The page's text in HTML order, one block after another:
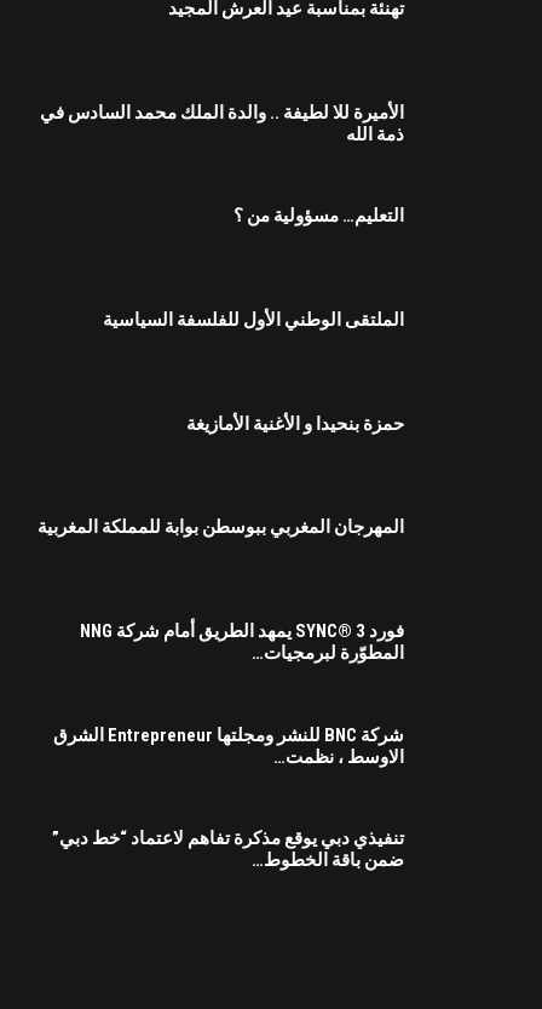
تهنئة بمناسبة عيد العرش المجيد
الأميرة للا لطيفة .. والدة الملك محمد السادس في
ذمة الله
التعليم… مسؤولية من ؟
الملتقى الوطني الأول للفلسفة السياسية
حمزة بنحيدا و الأغنية الأمازيغة
المهرجان المغربي ببوسطن بوابة للمملكة المغربية
فورد SYNC® 3 يمهد الطريق أمام شركة NNG
المطوّرة لبرمجيات…
شركة BNC للنشر ومجلتها Entrepreneur الشرق
الاوسط ، نظمت…
تنفيذي دبي يوقع مذكرة تفاهم لاعتماد “خط دبي”
ضمن باقة الخطوط…